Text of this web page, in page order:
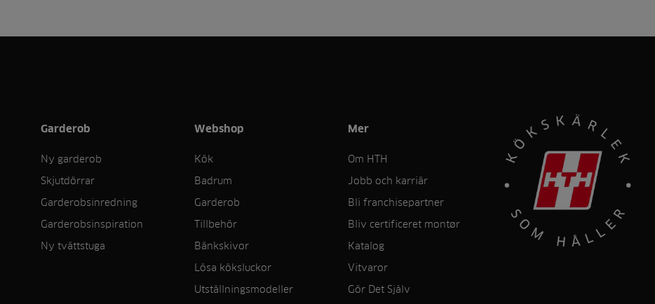
Garderob
Ny garderob
Skjutdörrar
Garderobsinredning
Garderobsinspiration
Ny tvättstuga
Webshop
Kök
Badrum
Garderob
Tillbehör
Bänkskivor
Lösa köksluckor
Utställningsmodeller
Mer
Om HTH
Jobb och karriär
Bli franchisepartner
Bliv certificeret montør
Katalog
Vitvaror
Gör Det Sjålv